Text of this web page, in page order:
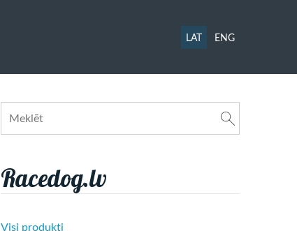
LAT ENG
Racedog.lv
Visi produkti